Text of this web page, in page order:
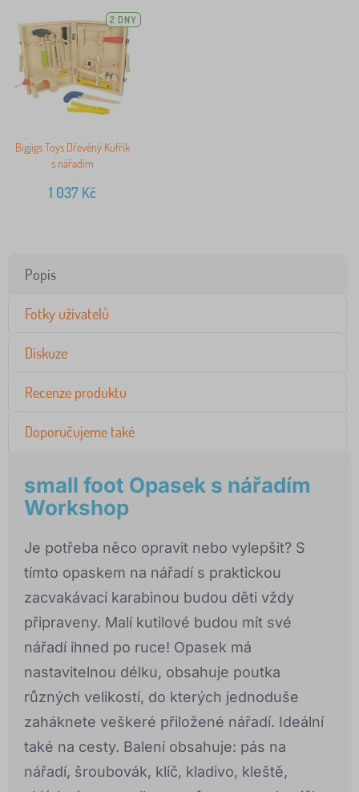
2 DNY
Bigjigs Toys Dřevěný Kufřík
s nářadím
1 037Kč
Popis
Fotky uživatelů
Diskuze
Recenze produktu
Doporučujeme také
small foot Opasek s nářadím
Workshop
Je potřeba něco opravit nebo vylepšit? S
tímto opaskem na nářadí s praktickou
zacvakávací karabinou budou děti vždy
připraveny. Malí kutilové budou mít své
nářadí ihned po ruce! Opasek má
nastavitelnou délku, obsahuje poutka
různých velikostí, do kterých jednoduše
zaháknete veškeré přiložené nářadí. Ideální
také na cesty. Balení obsahuje: pás na
nářadí, šroubovák, klíč, kladivo, kleště,